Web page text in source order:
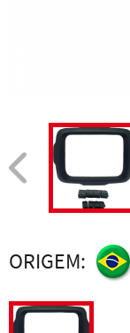
ORIGEM: